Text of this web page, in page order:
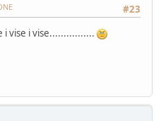
#23
vise i vise................